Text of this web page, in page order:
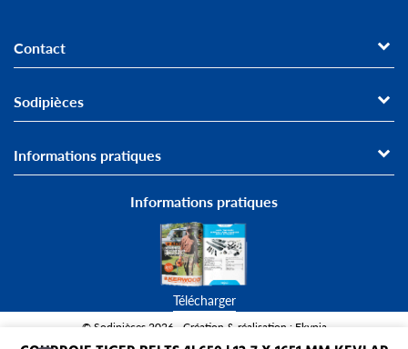
Contact
Sodipièces
Informations pratiques
Informations pratiques
Télécharger
© Sodipièces 2026 - Création & réalisation : Ekypia